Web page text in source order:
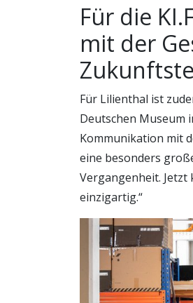
Für die
mit der
Für Lilienthal ist
Deutschen Museum
Kommunikation mit
eine besonders
Vergangenheit.
einzigartig.“